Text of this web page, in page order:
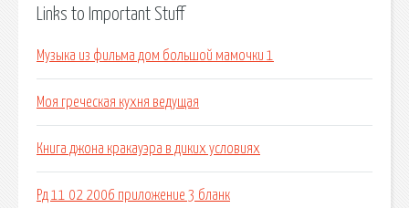
Links to Important Stuff
Музыка из фильма дом большой мамочки 1
Моя греческая кухня ведущая
Книга джона кракауэра в диких условиях
Рд 11 02 2006 приложение 3 бланк